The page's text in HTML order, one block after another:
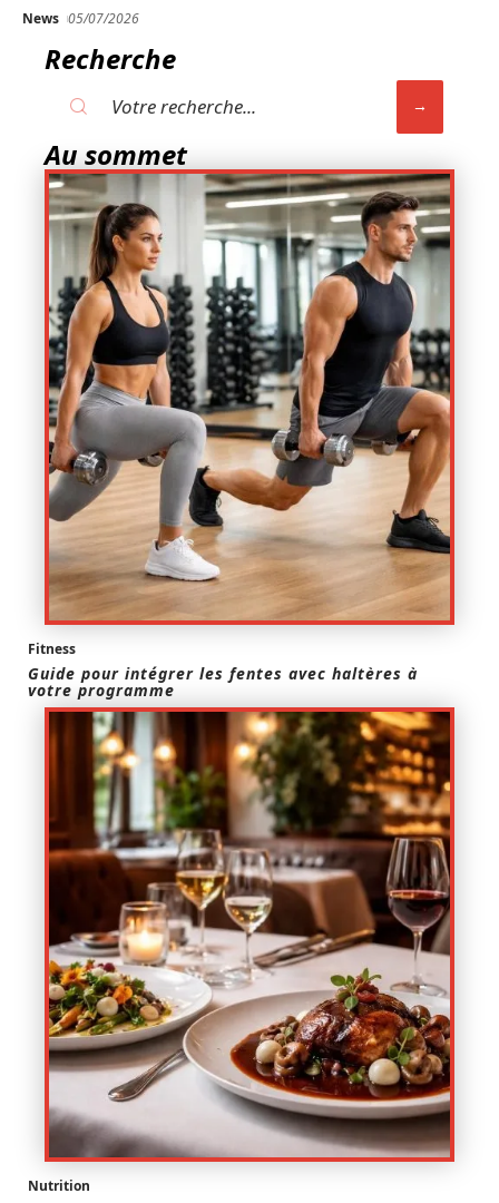
News 05/07/2026
Recherche
Au sommet
Fitness
Guide pour intégrer les fentes avec haltères à
votre programme
Nutrition